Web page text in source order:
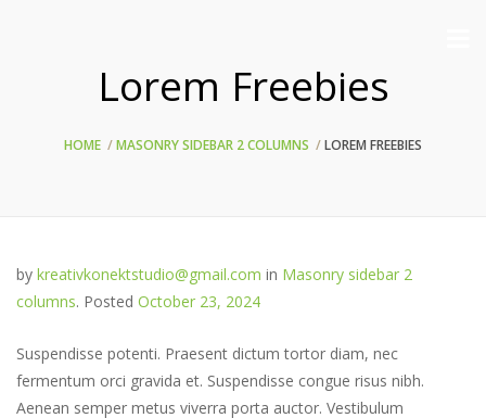
Lorem Freebies
HOME MASONRY SIDEBAR 2 COLUMNS LOREM FREEBIES
by kreativkonektstudio@gmail.com in Masonry sidebar 2
columns. Posted October 23, 2024
Suspendisse potenti. Praesent dictum tortor diam, nec
fermentum orci gravida et. Suspendisse congue risus nibh.
Aenean semper metus viverra porta auctor. Vestibulum